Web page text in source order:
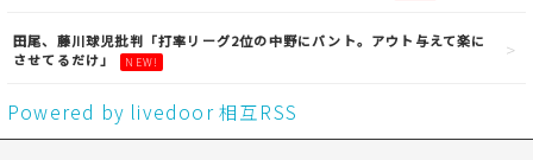
田尾、藤川球児批判「打率リーグ2位の中野にバント。アウト与えて楽に
させてるだけ」
NEW!
Powered by livedoor 相互RSS